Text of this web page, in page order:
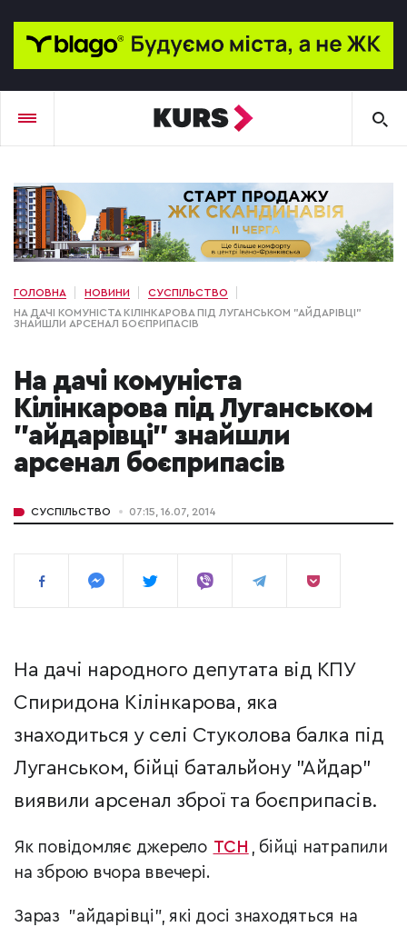
ГОЛОВНА НОВИНИ
СУСПІЛЬСТВО
НА ДАЧІ КОМУНІСТА КІЛІНКАРОВА ПІД ЛУГАНСЬКОМ "АЙДАРІВЦІ"
ЗНАЙШЛИ АРСЕНАЛ БОЄПРИПАСІВ
На дачі комуніста
Кілінкарова під Луганськом
"айдарівці" знайшли
арсенал боєприпасів
СУСПІЛЬСТВО 07:15, 16.07, 2014
На дачі народного депутата від КПУ
Спиридона Кілінкарова, яка
знаходиться у селі Стуколова балка під
Луганськом, бійці батальйону "Айдар"
виявили арсенал зброї та боєприпасів.
Як повідомляє джерело ТСН , бійці натрапили
на зброю вчора ввечері.
Зараз "айдарівці", які досі знаходяться на